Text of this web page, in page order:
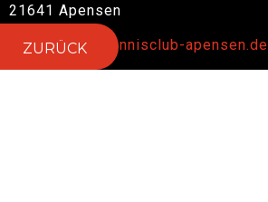
ZURÜCK
21641 Apensen
E-Mail:info@tennisclub-apensen.de